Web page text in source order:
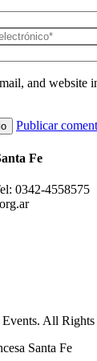
and website
Publicar
Fe
0342-4558575
Events. All Rights
Santa Fe